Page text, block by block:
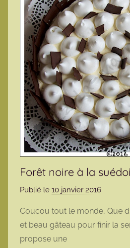
Forêt noire à la
Publié le 10 janvier 2016
r
m
Coucou tout le monde, Que
et beau gâteau pour finir la
propose une